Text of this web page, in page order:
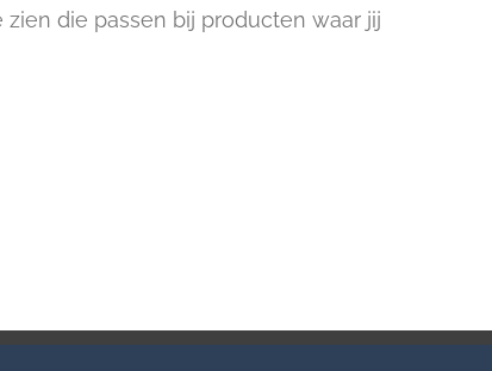
die passen bij producten waar jij